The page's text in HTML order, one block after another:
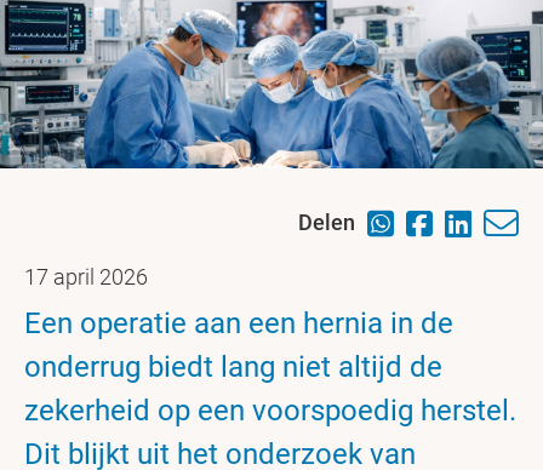
Delen
17 april 2026
Een operatie aan een hernia in de
onderrug biedt lang niet altijd de
zekerheid op een voorspoedig herstel.
Dit blijkt uit het onderzoek van